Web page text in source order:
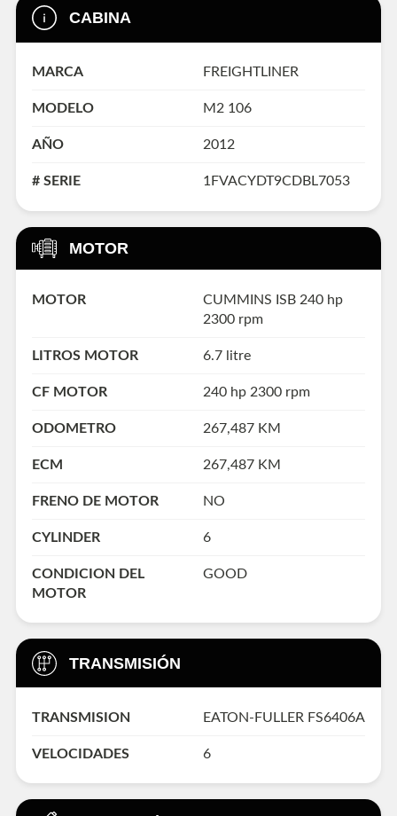
CABINA
MARCA FREIGHTLINER
MODELO M2 106
AÑO 2012
# SERIE 1FVACYDT9CDBL7053
MOTOR
MOTOR
CUMMINS ISB 240 hp
2300 rpm
LITROS MOTOR 6.7 litre
CF MOTOR 240 hp 2300 rpm
ODOMETRO 267,487 KM
ECM 267,487 KM
FRENO DE MOTOR NO
CYLINDER 6
CONDICION DEL
MOTOR
GOOD
TRANSMISIÓN
TRANSMISION EATON-FULLER FS6406A
VELOCIDADES 6